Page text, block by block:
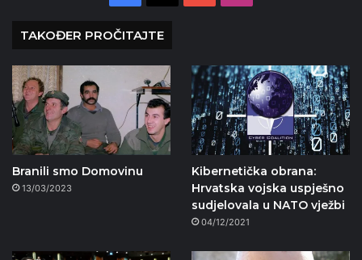
TAKOĐER PROČITAJTE
Branili smo Domovinu
13/03/2023
Kibernetička obrana:
Hrvatska vojska uspješno
sudjelovala u NATO vježbi
04/12/2021